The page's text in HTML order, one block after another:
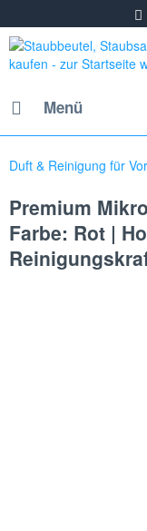
Menü
Duft & Reinigung für
Premium
Farbe: Rot |